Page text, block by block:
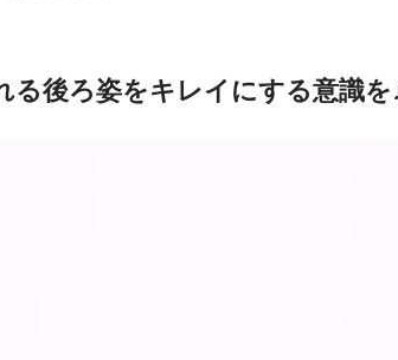
る後ろ姿をキレイにする意識を